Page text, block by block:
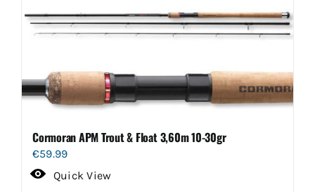
Cormoran APM Trout & Float 3,60m 10-30gr
€59.99
Quick View